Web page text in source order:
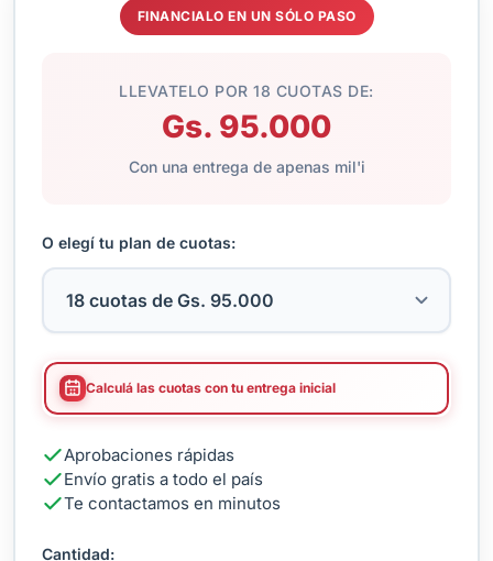
FINANCIALO EN UN SÓLO PASO
LLEVATELO POR 18 CUOTAS DE:
Gs. 95.000
Con una entrega de apenas mil'i
O elegí tu plan de cuotas:
Calculá las cuotas con tu entrega inicial
Aprobaciones rápidas
Envío gratis a todo el país
Te contactamos en minutos
Cantidad: